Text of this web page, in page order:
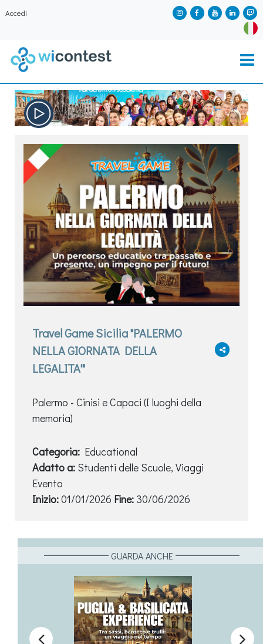
Accedi
Travel Game Sicilia "PALERMO
NELLA GIORNATA DELLA
LEGALITA'"
Palermo - Cinisi e Capaci (I luoghi della
memoria)
Categoria: Educational
Adatto a: Studenti delle Scuole, Viaggi
Evento
Inizio:01/01/2026 Fine: 30/06/2026
GUARDA ANCHE
 